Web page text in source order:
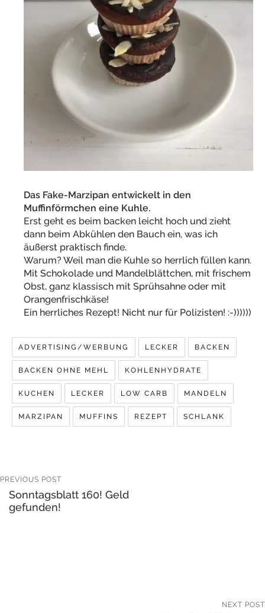
Das Fake-Marzipan entwickelt in den
Muffinförmchen eine Kuhle.
Erst geht es beim backen leicht hoch und zieht
dann beim Abkühlen den Bauch ein, was ich
äußerst praktisch finde.
Warum? Weil man die Kuhle so herrlich füllen kann.
Mit Schokolade und Mandelblättchen, mit frischem
Obst, ganz klassisch mit Sprühsahne oder mit
Orangenfrischkäse!
Ein herrliches Rezept! Nicht nur für Polizisten! :-))))))
ADVERTISING/WERBUNG LECKER BACKEN
BACKEN OHNE MEHL KOHLENHYDRATE
KUCHEN LECKER LOW CARB MANDELN
MARZIPAN MUFFINS REZEPT SCHLANK
PREVIOUS POST
Sonntagsblatt 160! Geld
gefunden!
NEXT POST